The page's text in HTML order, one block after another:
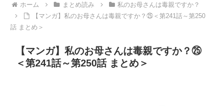
ホーム まとめ読み
私のお母さんは毒親ですか？
【マンガ】私のお母さんは毒親ですか？㉕＜第241話～第250
話 まとめ＞
【マンガ】私のお母さんは毒親ですか？㉕
＜第241話～第250話 まとめ＞